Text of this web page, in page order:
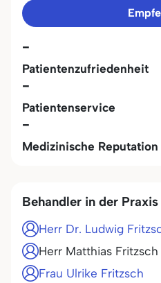
-
Patientenzufriedenheit
-
Patientenservice
-
Medizinische Reputation
Behandler in der Praxis
Herr Dr. Ludwig
Herr Matthias Fritzsch
Frau Ulrike Fritzsch